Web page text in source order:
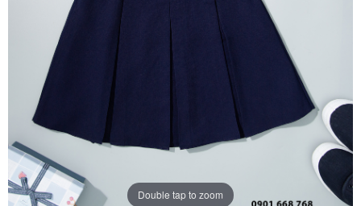
Double tap to zoom
ĐĂNG KÝ TƯ VẤN